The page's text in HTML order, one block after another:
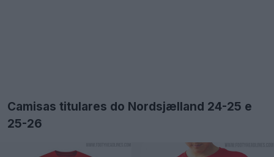
Camisas titulares do Nordsjælland 24-25 e
25-26